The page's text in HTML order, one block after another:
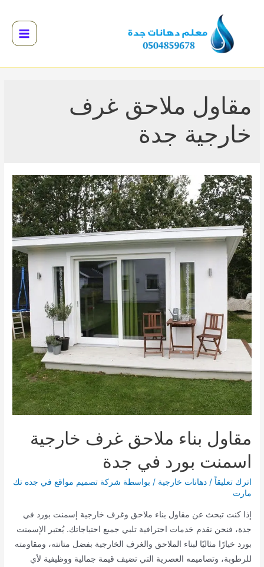
Main
مقاول ملاحق غرف
خارجية جدة
مقاول بناء ملاحق غرف خارجية
اسمنت بورد في جدة
اترك تعليقاً /دهانات خارجية / بواسطة شركة تصميم مواقع في جده تك
مارت
إذا كنت تبحث عن مقاول بناء ملاحق وغرف خارجية إسمنت بورد في
جدة، فنحن نقدم خدمات احترافية تلبي جميع احتياجاتك. يُعتبر الإسمنت
بورد خيارًا مثاليًا لبناء الملاحق والغرف الخارجية بفضل متانته، ومقاومته
للرطوبة، وتصاميمه العصرية التي تضيف قيمة جمالية ووظيفية لأي
القائمة
القائمة
القائمة
القائمة
القائمة